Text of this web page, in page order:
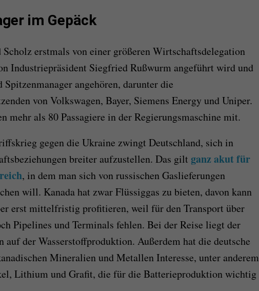
im Gepäck
erstmals von einer größeren Wirtschaftsdelegation
Industriepräsident Siegfried Rußwurm angeführt wird und
Spitzenmanager angehören, darunter die
von Volkswagen, Bayer, Siemens Energy und Uniper.
mehr als 80 Passagiere in der Regierungsmaschine mit.
gegen die Ukraine zwingt Deutschland, sich in
breiter aufzustellen. Das gilt ganz akut für
, in dem man sich von russischen Gaslieferungen
will. Kanada hat zwar Flüssiggas zu bieten, davon kann
erst mittelfristig profitieren, weil für den Transport über
Pipelines und Terminals fehlen. Bei der Reise liegt der
auf der Wasserstoffproduktion. Außerdem hat die deutsche
Mineralien und Metallen Interesse, unter anderem
Lithium und Grafit, die für die Batterieproduktion wichtig